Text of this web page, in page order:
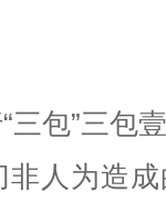
三包”三包
人为造